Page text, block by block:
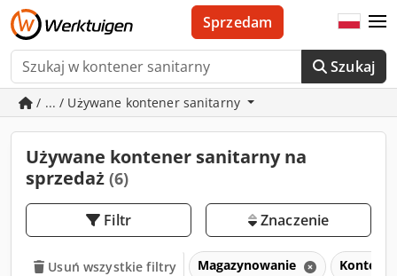
Szukaj
Sprzedam
/ ... / Używane kontener sanitarny
Używane kontener sanitarny na
sprzedaż (6)
Filtr Znaczenie
Usuń wszystkie filtry Magazynowanie